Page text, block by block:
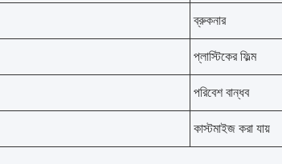
ব্রুকনার
প্লাস্টিকের ফিল্ম
পরিবেশ বান্ধব
কাস্টমাইজ করা যায়